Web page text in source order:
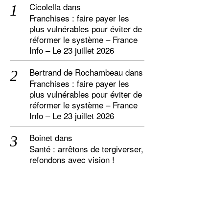
Cicolella dans
Franchises : faire payer les
plus vulnérables pour éviter de
réformer le système – France
Info – Le 23 juillet 2026
Bertrand de Rochambeau dans
Franchises : faire payer les
plus vulnérables pour éviter de
réformer le système – France
Info – Le 23 juillet 2026
Boinet dans
Santé : arrêtons de tergiverser,
refondons avec vision !